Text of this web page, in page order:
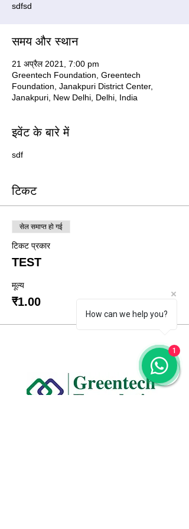
sdfsd
समय और स्थान
21 अप्रैल 2021, 7:00 pm
Greentech Foundation, Greentech
Foundation, Janakpuri District Center,
Janakpuri, New Delhi, Delhi, India
इवेंट के बारे में
sdf
टिकट
सेल समाप्त हो गई
टिकट प्रकार
TEST
मूल्य
₹1.00
How can we help you?
1